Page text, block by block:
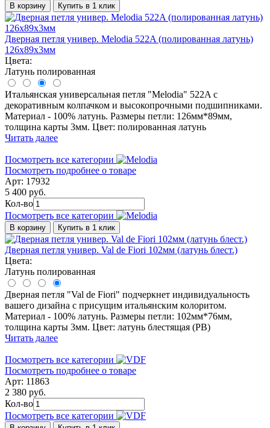
В корзину Купить в 1 клик
Дверная петля универ. Melodia 522A (полированная латунь)
126x89x3мм
Цвета:
Латунь полированная
Итальянская универсальная петля "Melodia" 522A с
декоративным колпачком и высокопрочными подшипниками.
Материал - 100% латунь. Размеры петли: 126мм*89мм,
толщина карты 3мм. Цвет: полированная латунь
Читать далее
Посмотреть все категории
Посмотреть подробнее о товаре
Арт: 17932
5 400 руб.
Кол-во
Посмотреть все категории
В корзину Купить в 1 клик
Дверная петля универ. Val de Fiori 102мм (латунь блест.)
Цвета:
Латунь полированная
Дверная петля "Val de Fiori" подчеркнет индивидуальность
вашего дизайна с присущим итальянским колоритом.
Материал - 100% латунь. Размеры петли: 102мм*76мм,
толщина карты 3мм. Цвет: латунь блестящая (PB)
Читать далее
Посмотреть все категории
Посмотреть подробнее о товаре
Арт: 11863
2 380 руб.
Кол-во
Посмотреть все категории